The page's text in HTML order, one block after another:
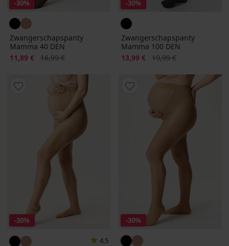
-30%
Zwangerschapspanty
Mamma 40 DEN
Korting
11,89 € Oorspronkelijke prijs
16,99 €
-30%
Zwangerschapspanty
Mamma 100 DEN
Korting
13,99 € Oorspronkelijke prijs
19,99 €
-30%
4,5
-30%